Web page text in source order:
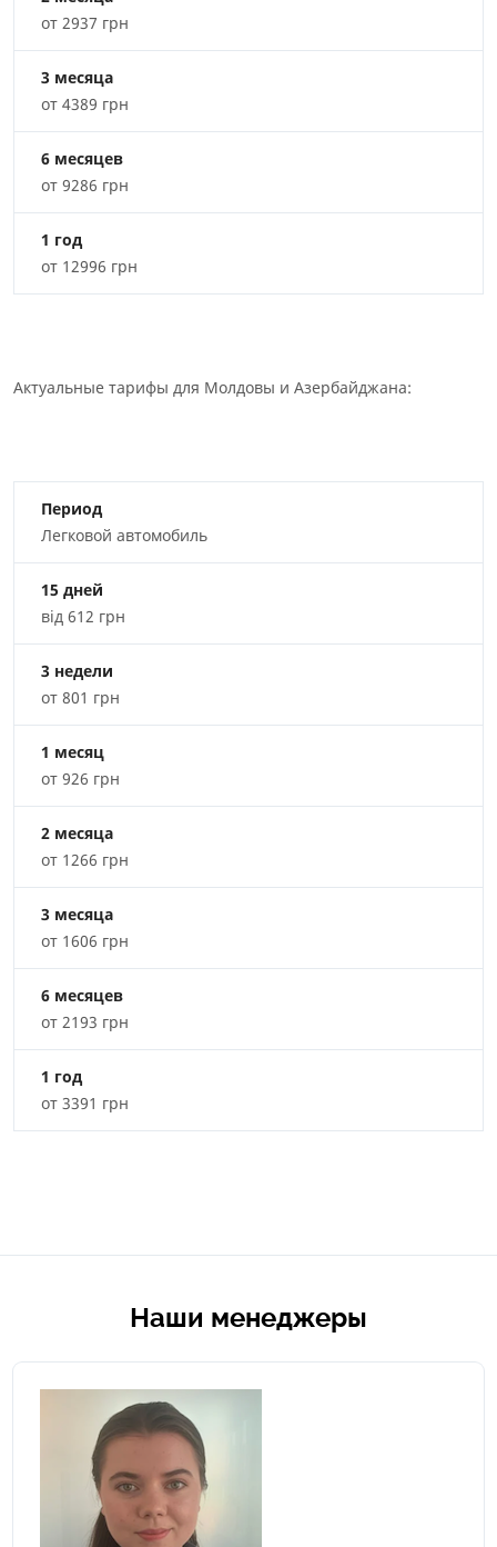
от 2937 грн
3 месяца
от 4389 грн
6 месяцев
от 9286 грн
1 год
от 12996 грн
Актуальные тарифы для Молдовы и Азербайджана:
Период
Легковой автомобиль
15 дней
від 612 грн
3 недели
от 801 грн
1 месяц
от 926 грн
2 месяца
от 1266 грн
3 месяца
от 1606 грн
6 месяцев
от 2193 грн
1 год
от 3391 грн
Наши менеджеры